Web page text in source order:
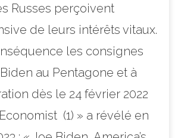
Russes perçoivent
de leurs intérêts vitaux.
les consignes
au Pentagone et à
dès le 24 février 2022
(1) » a révélé en